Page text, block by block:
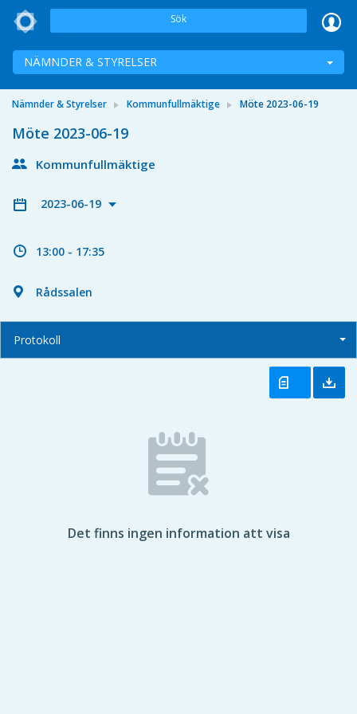
Sök
NÄMNDER & STYRELSER
Nämnder & Styrelser Kommunfullmäktige Möte 2023-06-19
Möte 2023-06-19
Kommunfullmäktige
2023-06-19
13:00 - 17:35
Rådssalen
Protokoll
Det finns ingen information att visa